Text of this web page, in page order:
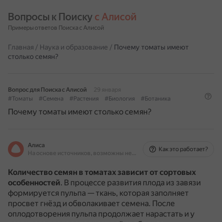
Вопросы к Поиску с Алисой
Примеры ответов Поиска с Алисой
Главная / Наука и образование / Почему томаты имеют
столько семян?
Вопрос для Поиска с Алисой
29 января
#Томаты
#Семена #Растения #Биология #Ботаника
Почему томаты имеют столько семян?
Алиса
На основе источников, возможны неточности
Как это работает?
Количество семян в томатах зависит от сортовых
особенностей. В процессе развития плода из завязи
формируется пульпа — ткань, которая заполняет
просвет гнёзд и обволакивает семена. После
оплодотворения пульпа продолжает нарастать и у